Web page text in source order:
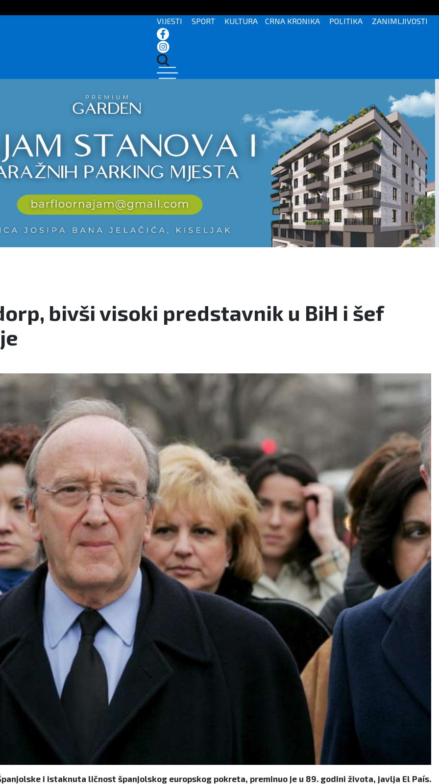
VIJESTI SPORT KULTURA CRNA KRONIKA POLITIKA ZANIMLJIVOSTI
bivši visoki predstavnik u BiH i šef
i istaknuta ličnost španjolskog europskog pokreta, preminuo je u 89. godini života, javlja El País.